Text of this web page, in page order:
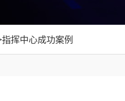
指挥中心成功案例